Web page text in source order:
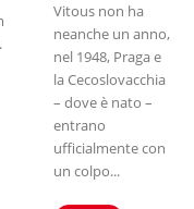
Vitous non ha
neanche un anno,
nel 1948, Praga e
la Cecoslovacchia
– dove è nato –
entrano
ufficialmente con
un colpo...